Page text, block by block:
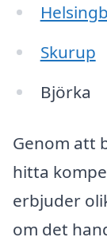
Skurup
Björka
Genom att
hitta
erbjuder
om det